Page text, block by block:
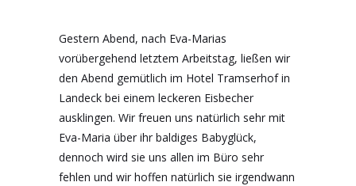
Gestern Abend, nach Eva-Marias
vorübergehend letztem Arbeitstag, ließen wir
den Abend gemütlich im Hotel Tramserhof in
Landeck bei einem leckeren Eisbecher
ausklingen. Wir freuen uns natürlich sehr mit
Eva-Maria über ihr baldiges Babyglück,
dennoch wird sie uns allen im Büro sehr
fehlen und wir hoffen natürlich sie irgendwann